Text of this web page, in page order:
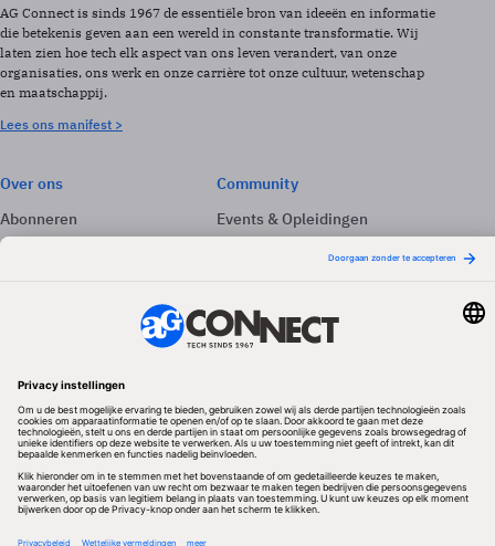
AG Connect is sinds 1967 de essentiële bron van ideeën en informatie
die betekenis geven aan een wereld in constante transformatie. Wij
laten zien hoe tech elk aspect van ons leven verandert, van onze
organisaties, ons werk en onze carrière tot onze cultuur, wetenschap
en maatschappij.
Lees ons manifest >
Over ons
Abonneren
Adverteren
Community
Events & Opleidingen
Nieuwsbrieven
Volg ons
Redactionele partner